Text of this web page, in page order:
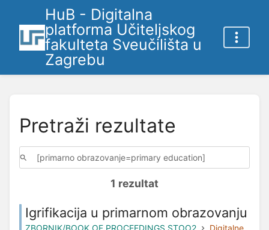
HuB - Digitalna
platforma Učiteljskog
fakulteta Sveučilišta u
Zagrebu
Pretraži rezultate
1 rezultat
Igrifikacija u primarnom obrazovanju
ZBORNIK/BOOK OF PROCEEDINGS STOO2
Digitalne